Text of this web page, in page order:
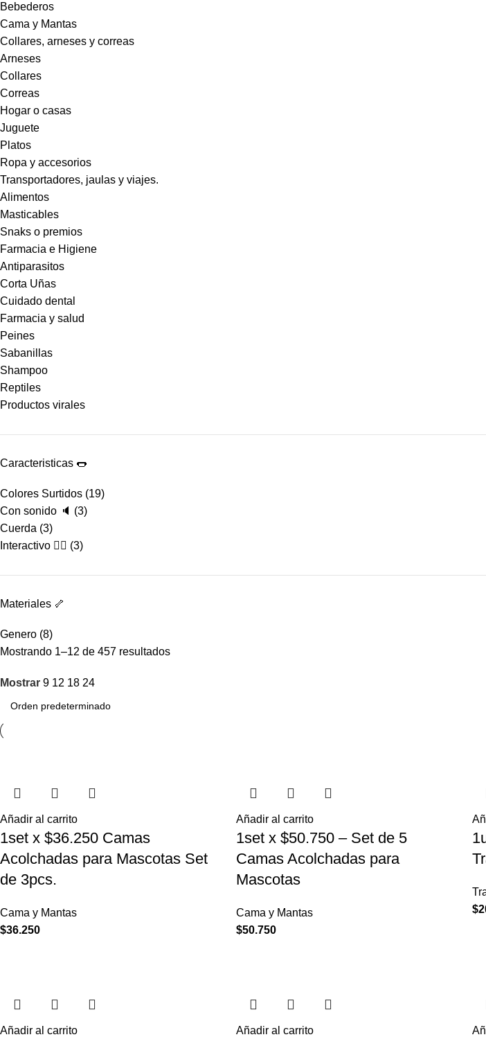
Bebederos
Cama y Mantas
Collares, arneses y correas
Arneses
Collares
Correas
Hogar o casas
Juguete
Platos
Ropa y accesorios
Transportadores, jaulas y viajes.
Alimentos
Masticables
Snaks o premios
Farmacia e Higiene
Antiparasitos
Corta Uñas
Cuidado dental
Farmacia y salud
Peines
Sabanillas
Shampoo
Reptiles
Productos virales
Caracteristicas 🌭
Colores Surtidos (19)
Con sonido 🔈 (3)
Cuerda (3)
Interactivo 🤹‍♂️ (3)
Materiales 🦴
Genero (8)
Mostrando 1–12 de 457 resultados
Mostrar 9 12 18 24
Añadir al carrito
1set x $36.250 Camas
Acolchadas para Mascotas Set
de 3pcs.
Cama y Mantas
$36.250
Añadir al carrito
1set x $50.750 – Set de 5
Camas Acolchadas para
Mascotas
Cama y Mantas
$50.750
$
Añadir al carrito Añadir al carrito